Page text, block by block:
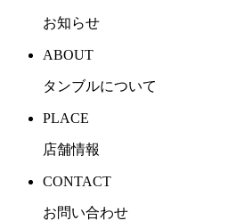
お知らせ
ABOUT
タンブルについて
PLACE
店舗情報
CONTACT
お問い合わせ